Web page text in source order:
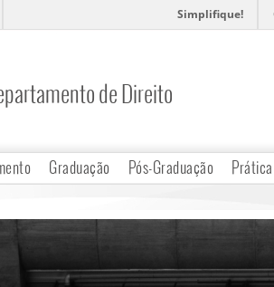
Simplifique!
de Direito
Graduação Pós-Graduação